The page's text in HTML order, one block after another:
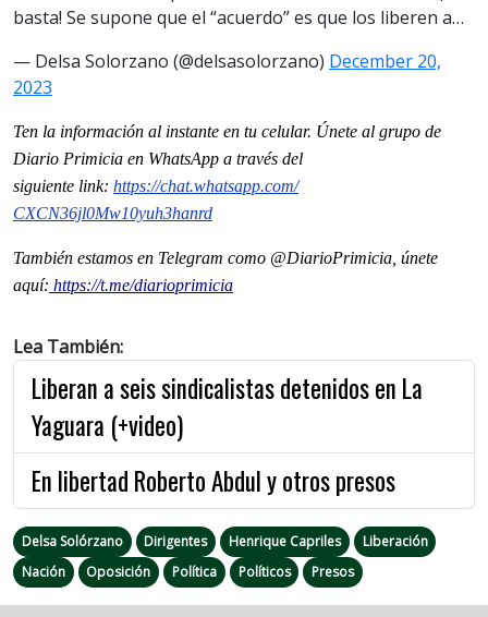
basta! Se supone que el “acuerdo” es que los liberen a…
— Delsa Solorzano (@delsasolorzano) December 20,
2023
Ten la información al instante en tu celular. Únete al grupo de
Diario Primicia en WhatsApp a través del
siguiente link: https://chat.whatsapp.com/
CXCN36jl0Mw10yuh3hanrd
También estamos en Telegram como @DiarioPrimicia, únete
aquí: https://t.me/diarioprimicia
Lea También:
Liberan a seis sindicalistas detenidos en La
Yaguara (+video)
En libertad Roberto Abdul y otros presos
Delsa Solórzano Dirigentes Henrique Capriles
Liberación
Nación
Oposición Política Políticos Presos